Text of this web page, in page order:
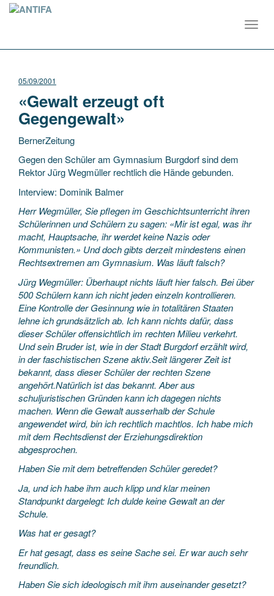
05/09/2001
«Gewalt erzeugt oft
Gegengewalt»
BernerZeitung
Gegen den Schüler am Gymnasium Burgdorf sind dem
Rektor Jürg Wegmüller rechtlich die Hände gebunden.
Interview: Dominik Balmer
Herr Wegmüller, Sie pflegen im Geschichtsunterricht ihren
Schülerinnen und Schülern zu sagen: «Mir ist egal, was ihr
macht, Hauptsache, ihr werdet keine Nazis oder
Kommunisten.» Und doch gibts derzeit mindestens einen
Rechtsextremen am Gymnasium. Was läuft falsch?
Jürg Wegmüller: Überhaupt nichts läuft hier falsch. Bei über
500 Schülern kann ich nicht jeden einzeln kontrollieren.
Eine Kontrolle der Gesinnung wie in totalitären Staaten
lehne ich grundsätzlich ab. Ich kann nichts dafür, dass
dieser Schüler offensichtlich im rechten Milieu verkehrt.
Und sein Bruder ist, wie in der Stadt Burgdorf erzählt wird,
in der faschistischen Szene aktiv.Seit längerer Zeit ist
bekannt, dass dieser Schüler der rechten Szene
angehört.Natürlich ist das bekannt. Aber aus
schuljuristischen Gründen kann ich dagegen nichts
machen. Wenn die Gewalt ausserhalb der Schule
angewendet wird, bin ich rechtlich machtlos. Ich habe mich
mit dem Rechtsdienst der Erziehungsdirektion
abgesprochen.
Haben Sie mit dem betreffenden Schüler geredet?
Ja, und ich habe ihm auch klipp und klar meinen
Standpunkt dargelegt: Ich dulde keine Gewalt an der
Schule.
Was hat er gesagt?
Er hat gesagt, dass es seine Sache sei. Er war auch sehr
freundlich.
Haben Sie sich ideologisch mit ihm auseinander gesetzt?